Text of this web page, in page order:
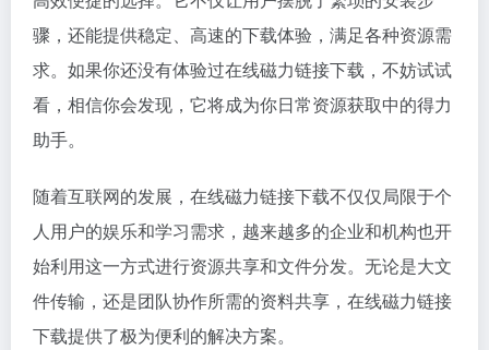
骤，还能提供稳定、高速的下载体验，满足各种资源需
求。如果你还没有体验过在线磁力链接下载，不妨试试
看，相信你会发现，它将成为你日常资源获取中的得力
助手。
随着互联网的发展，在线磁力链接下载不仅仅局限于个
人用户的娱乐和学习需求，越来越多的企业和机构也开
始利用这一方式进行资源共享和文件分发。无论是大文
件传输，还是团队协作所需的资料共享，在线磁力链接
下载提供了极为便利的解决方案。